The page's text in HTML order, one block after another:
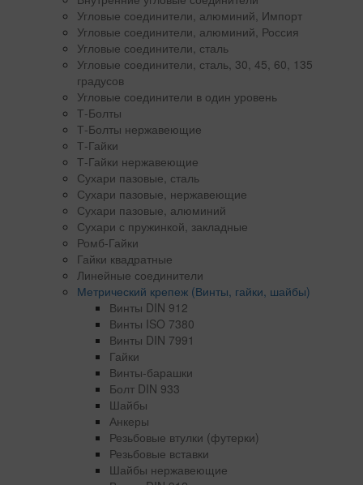
Угловые соединители, алюминий, Импорт
Угловые соединители, алюминий, Россия
Угловые соединители, сталь
Угловые соединители, сталь, 30, 45, 60, 135
градусов
Угловые соединители в один уровень
Т-Болты
Т-Болты нержавеющие
Т-Гайки
Т-Гайки нержавеющие
Сухари пазовые, сталь
Сухари пазовые, нержавеющие
Сухари пазовые, алюминий
Сухари с пружинкой, закладные
Ромб-Гайки
Гайки квадратные
Линейные соединители
Метрический крепеж (Винты, гайки, шайбы)
Винты DIN 912
Винты ISO 7380
Винты DIN 7991
Гайки
Винты-барашки
Болт DIN 933
Шайбы
Анкеры
Резьбовые втулки (футерки)
Резьбовые вставки
Шайбы нержавеющие